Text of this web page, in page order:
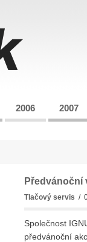
2006 2007
Předvánoční
Tlačový servis /
Společnost
předvánoční